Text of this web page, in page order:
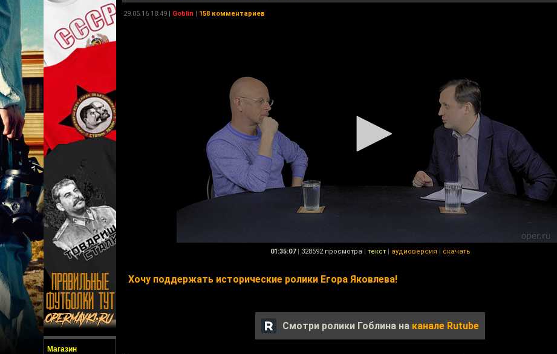
Магазин
29.05.16 18:49 | Goblin | 158 комментариев
01:35:07 | 328592 просмотра | текст | аудиоверсия | скачать
Хочу поддержать исторические ролики Егора Яковлева!
Смотри ролики Гоблина на канале Rutube